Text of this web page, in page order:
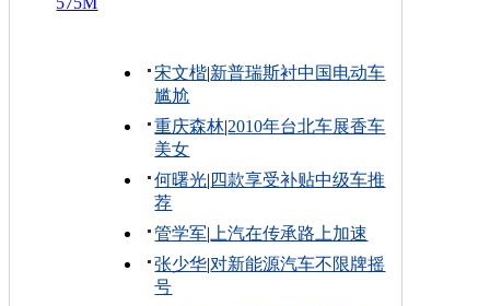
宋文楷|新普瑞斯衬中国电动车
尴尬
重庆森林|2010年台北车展香车
美女
何曙光| 四款享受补贴中级车推
荐
管学军| 上汽在传承路上加速
张少华|对新能源汽车不限牌摇
号